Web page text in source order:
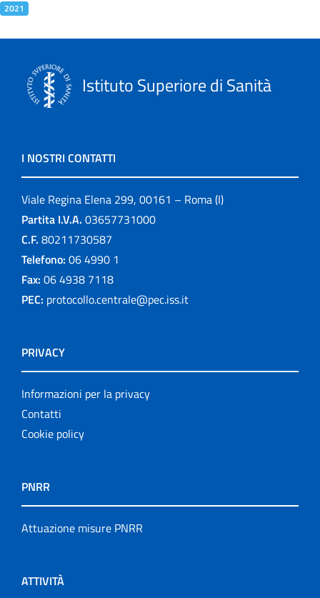
2021
Istituto Superiore di Sanità
I NOSTRI CONTATTI
Viale Regina Elena 299, 00161 – Roma (I)
Partita I.V.A. 03657731000
C.F. 80211730587
Telefono: 06 4990 1
Fax: 06 4938 7118
PEC: protocollo.centrale@pec.iss.it
PRIVACY
Informazioni per la privacy
Contatti
Cookie policy
PNRR
Attuazione misure PNRR
ATTIVITÀ